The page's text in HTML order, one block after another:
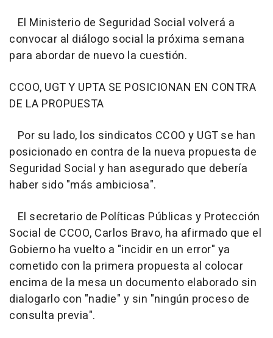
El Ministerio de Seguridad Social volverá a
convocar al diálogo social la próxima semana
para abordar de nuevo la cuestión.
CCOO, UGT Y UPTA SE POSICIONAN EN CONTRA
DE LA PROPUESTA
Por su lado, los sindicatos CCOO y UGT se han
posicionado en contra de la nueva propuesta de
Seguridad Social y han asegurado que debería
haber sido "más ambiciosa".
El secretario de Políticas Públicas y Protección
Social de CCOO, Carlos Bravo, ha afirmado que el
Gobierno ha vuelto a "incidir en un error" ya
cometido con la primera propuesta al colocar
encima de la mesa un documento elaborado sin
dialogarlo con "nadie" y sin "ningún proceso de
consulta previa".